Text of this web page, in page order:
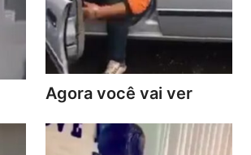
Agora você vai ver